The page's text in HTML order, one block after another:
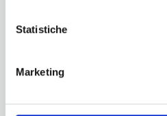
Statistiche
Marketing
Iscriviti alla nostra Newsletter!
Servizio Promozione e Sviluppo
turismo@tno.camcom.it